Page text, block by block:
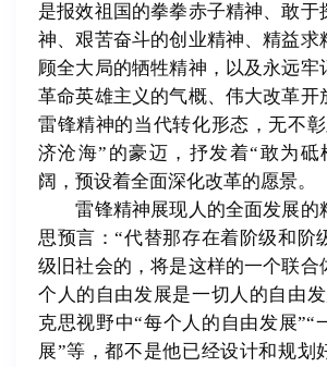
是报效祖国的拳拳赤子精神、敢于
神、艰苦奋斗的创业精神、精益求
顾全大局的牺牲精神，以及永远牢
革命英雄主义的气概、伟大改革开
雷锋精神的当代转化形态，无不
济沧海”的豪迈，抒发着“敢为砥
阔，预设着全面深化改革的愿景。
雷锋精神展现人的全面发展的
思预言：“代替那存在着阶级和阶
级旧社会的，将是这样的一个联合
个人的自由发展是一切人的自由
克思视野中“每个人的自由发展”“
展”等，都不是他已经设计和规划